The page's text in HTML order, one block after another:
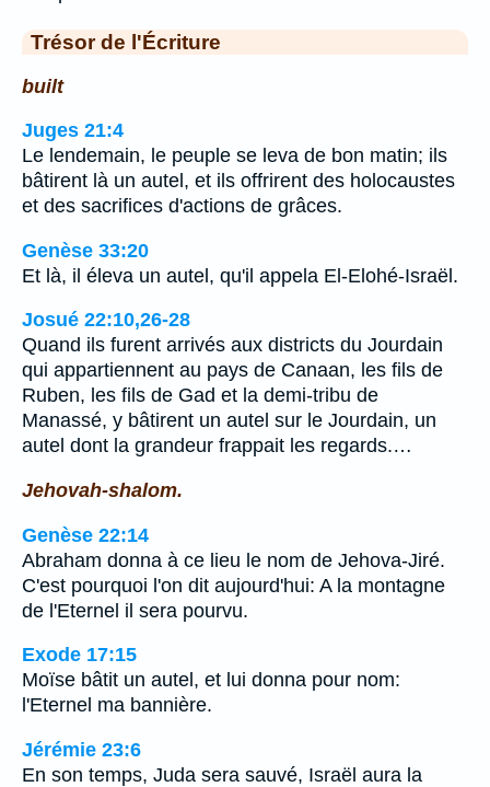
Trésor de l'Écriture
built
Juges 21:4
Le lendemain, le peuple se leva de bon matin; ils
bâtirent là un autel, et ils offrirent des holocaustes
et des sacrifices d'actions de grâces.
Genèse 33:20
Et là, il éleva un autel, qu'il appela El-Elohé-Israël.
Josué 22:10,26-28
Quand ils furent arrivés aux districts du Jourdain
qui appartiennent au pays de Canaan, les fils de
Ruben, les fils de Gad et la demi-tribu de
Manassé, y bâtirent un autel sur le Jourdain, un
autel dont la grandeur frappait les regards.…
Jehovah-shalom.
Genèse 22:14
Abraham donna à ce lieu le nom de Jehova-Jiré.
C'est pourquoi l'on dit aujourd'hui: A la montagne
de l'Eternel il sera pourvu.
Exode 17:15
Moïse bâtit un autel, et lui donna pour nom:
l'Eternel ma bannière.
Jérémie 23:6
En son temps, Juda sera sauvé, Israël aura la